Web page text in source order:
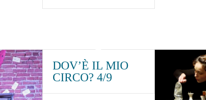
DOV’È IL MIO
CIRCO? 4/9